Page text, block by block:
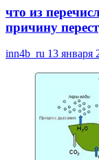
что из
причину
inn4b_ru 13 января